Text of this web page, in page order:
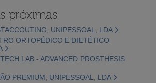
próximas
UNIPESSOAL, LDA
ORTOPÉDICO E DIETÉTICO
LAB - ADVANCED PROSTHESIS
PREMIUM, UNIPESSOAL, LDA